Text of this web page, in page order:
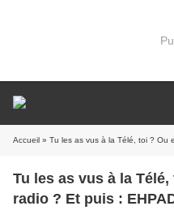
Accueil » Tu les as vus à la Télé, toi ? Ou
Tu les as vus à la Télé, toi ? Ou
radio ? Et puis :